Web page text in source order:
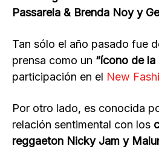
Passarela & Brenda Noy y
Tan sólo el año pasado fue
prensa como un “ícono de la
participación en el New
Por otro lado, es conocida
relación sentimental con los
reggaeton Nicky Jam y